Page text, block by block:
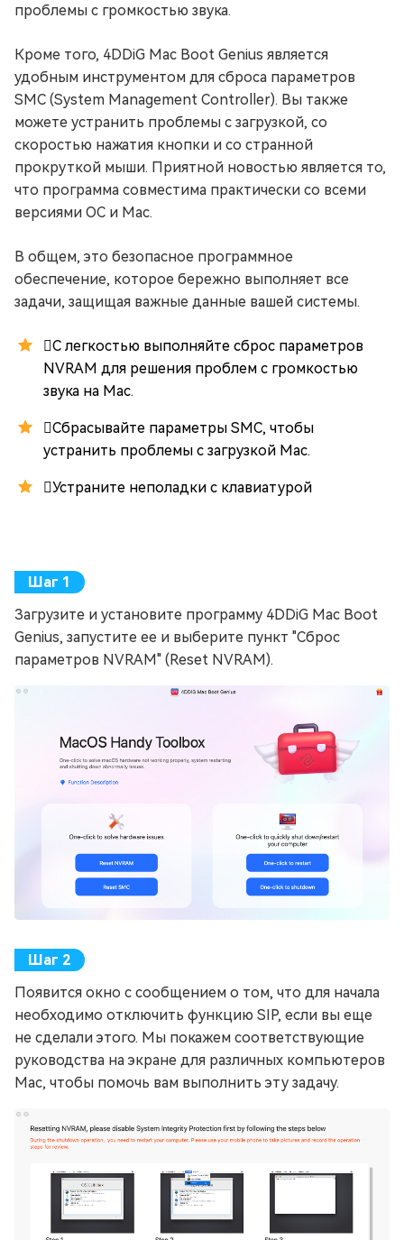
проблемы с громкостью звука.
Кроме того, 4DDiG Mac Boot Genius является
удобным инструментом для сброса параметров
SMC (System Management Controller). Вы также
можете устранить проблемы с загрузкой, со
скоростью нажатия кнопки и со странной
прокруткой мыши. Приятной новостью является то,
что программа совместима практически со всеми
версиями ОС и Mac.
В общем, это безопасное программное
обеспечение, которое бережно выполняет все
задачи, защищая важные данные вашей системы.
С легкостью выполняйте сброс параметров
NVRAM для решения проблем с громкостью
звука на Mac.
Сбрасывайте параметры SMC, чтобы
устранить проблемы с загрузкой Mac.
Устраните неполадки с клавиатурой
Загрузите и установите программу 4DDiG Mac Boot
Genius, запустите ее и выберите пункт "Сброс
параметров NVRAM" (Reset NVRAM).
Появится окно с сообщением о том, что для начала
необходимо отключить функцию SIP, если вы еще
не сделали этого. Мы покажем соответствующие
руководства на экране для различных компьютеров
Mac, чтобы помочь вам выполнить эту задачу.